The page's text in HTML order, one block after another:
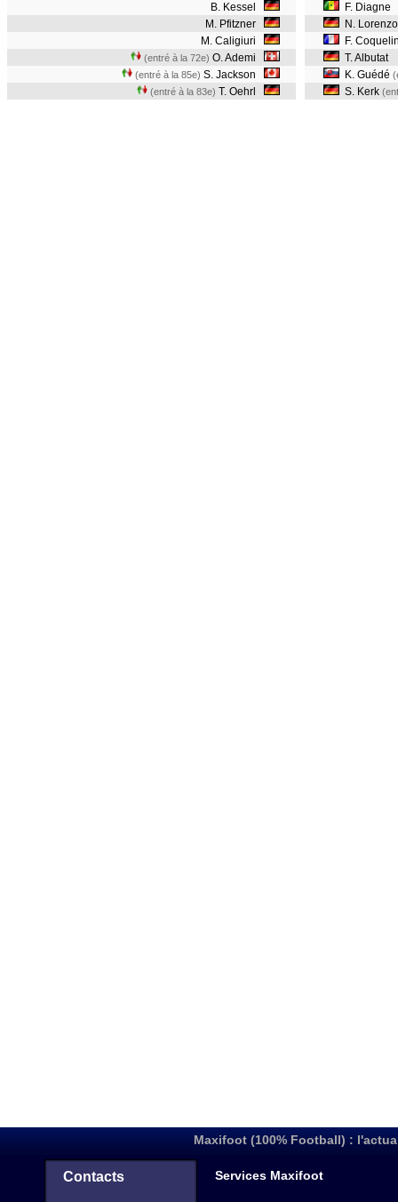
B. Kessel
M. Pfitzner
M. Caligiuri
(entré à la 72e) O. Ademi
(entré à la 85e) S. Jackson
(entré à la 83e) T. Oehrl
F. Diagne
N.
F.
T. Albutat
K. Guédé
S. Kerk
Maxifoot (100% Football) :
Contacts Services Maxifoot